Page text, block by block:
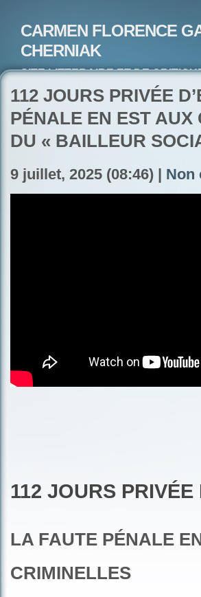
CARMEN FLORENCE
CHERNIAK
SITE LITTERAIRE ET DE
ARTISTE PEINTRE ET POETE-
112 JOURS PRIVÉE
PÉNALE EN EST
DU « BAILLEUR
9 juillet, 2025 (08:46) | Non
112 JOURS PRIVÉE
LA FAUTE PÉNALE
CRIMINELLES